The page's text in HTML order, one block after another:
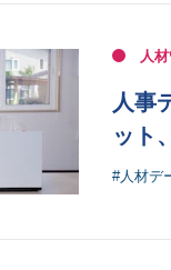
人
人事
ット
#人材デ